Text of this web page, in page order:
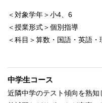
＜対象学年＞小4、6
＜授業形式＞個別指導
＜科目＞算数・国語・英語・
中学生コース
近隣中学のテスト傾向を熟